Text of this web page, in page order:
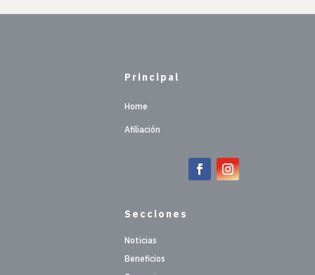
Principal
Home
Afiliación
Secciones
Noticias
Beneficios